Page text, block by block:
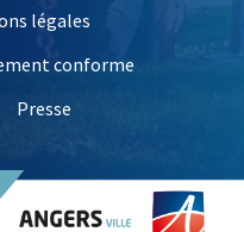
légales
conforme
Presse